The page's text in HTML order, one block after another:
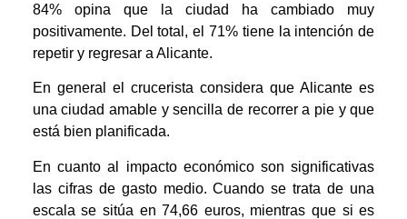
84% opina que la ciudad ha cambiado muy
positivamente. Del total, el 71% tiene la intención de
repetir y regresar a Alicante.
En general el crucerista considera que Alicante es
una ciudad amable y sencilla de recorrer a pie y que
está bien planificada.
En cuanto al impacto económico son significativas
las cifras de gasto medio. Cuando se trata de una
escala se sitúa en 74,66 euros, mientras que si es